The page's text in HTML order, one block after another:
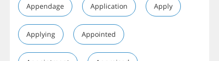
Appendage Application Apply
Applying Appointed